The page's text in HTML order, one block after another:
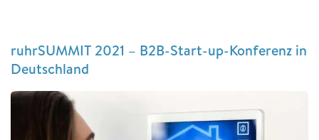
ruhrSUMMIT 2021 – B2B-Start-up-Konferenz in
Deutschland